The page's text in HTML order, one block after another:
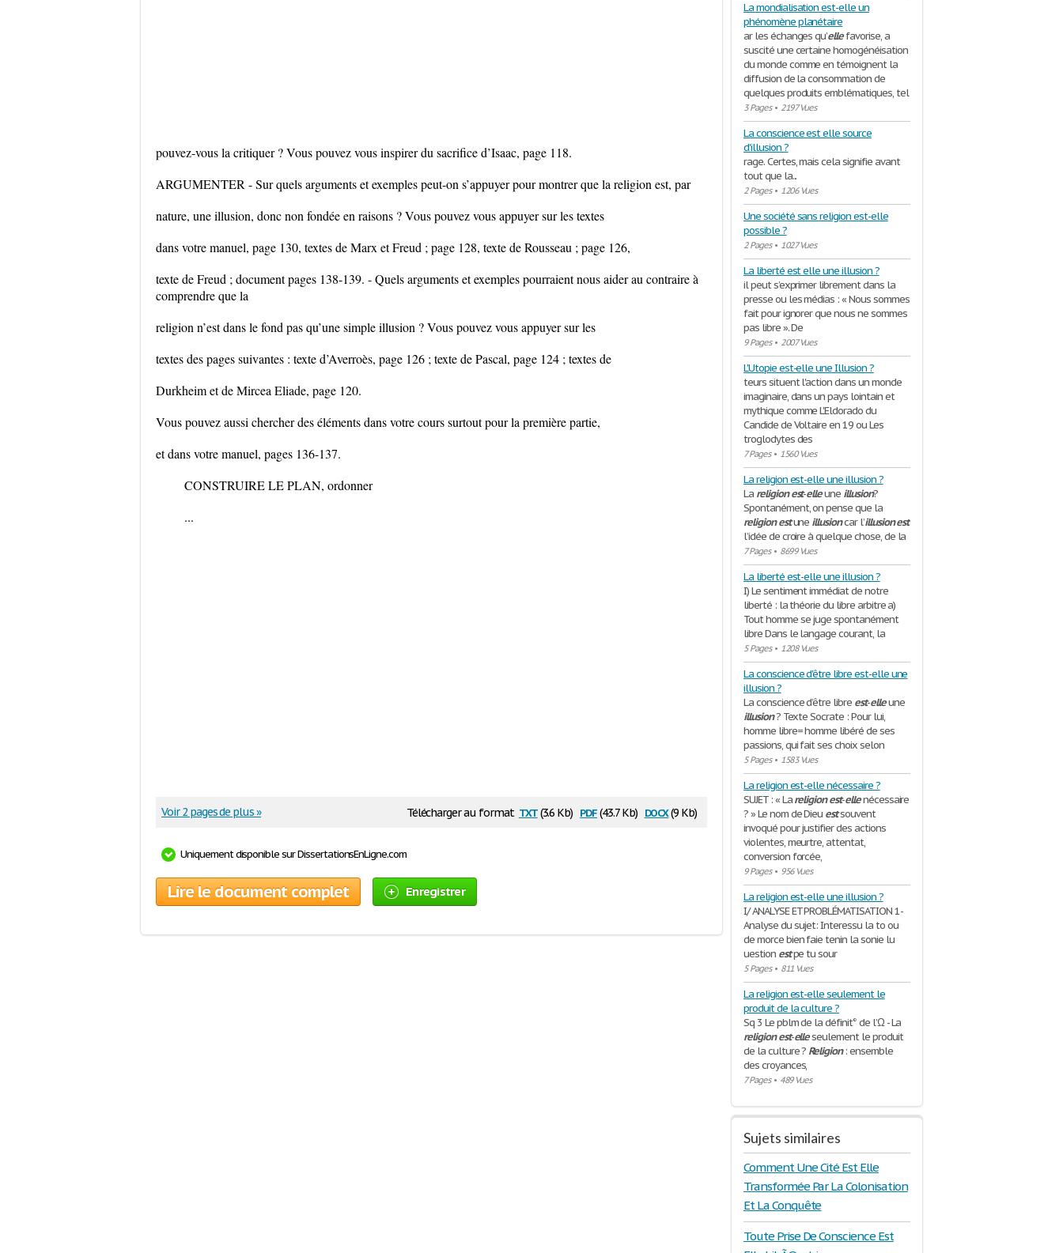
pouvez-vous la critiquer ? Vous pouvez vous inspirer du sacrifice d’Isaac, page 118.
ARGUMENTER - Sur quels arguments et exemples peut-on s’appuyer pour montrer que la religion est, par
nature, une illusion, donc non fondée en raisons ? Vous pouvez vous appuyer sur les textes
dans votre manuel, page 130, textes de Marx et Freud ; page 128, texte de Rousseau ; page 126,
texte de Freud ; document pages 138-139. - Quels arguments et exemples pourraient nous aider au contraire à
comprendre que la
religion n’est dans le fond pas qu’une simple illusion ? Vous pouvez vous appuyer sur les
textes des pages suivantes : texte d’Averroès, page 126 ; texte de Pascal, page 124 ; textes de
Durkheim et de Mircea Eliade, page 120.
Vous pouvez aussi chercher des éléments dans votre cours surtout pour la première partie,
et dans votre manuel, pages 136-137.
CONSTRUIRE LE PLAN, ordonner
...
Télécharger au format txt(3.6 Kb) pdf(43.7 Kb) docx(9 Kb)
Voir 2 pages de plus »
Uniquement disponible sur DissertationsEnLigne.com
Lire le document complet Enregistrer
La mondialisation est-elle un
phénomène planétaire
ar les échanges qu’ellefavorise, a
suscité une certaine homogénéisation
du monde comme en témoignent la
diffusion de la consommation de
quelques produits emblématiques, tel
3 Pages• 2197 Vues
La conscience est elle source
d'illusion ?
rage. Certes, mais cela signifie avant
tout que la...
2 Pages• 1206 Vues
Une société sans religion est-elle
possible ?
2 Pages• 1027 Vues
La liberté est elle une illusion ?
il peut s’exprimer librement dans la
presse ou les médias : « Nous sommes
fait pour ignorer que nous ne sommes
pas libre ». De
9 Pages• 2007 Vues
L'Utopie est-elle une Illusion ?
teurs situent l'action dans un monde
imaginaire, dans un pays lointain et
mythique comme L'Eldorado du
Candide de Voltaire en 19 ou Les
troglodytes des
7 Pages• 1560 Vues
La religion est-elle une illusion ?
La religion est-elleune illusion?
Spontanément, on pense que la
religion estune illusioncar l’illusion est
l’idée de croire à quelque chose, de la
7 Pages• 8699 Vues
La liberté est-elle une illusion ?
I) Le sentiment immédiat de notre
liberté : la théorie du libre arbitre a)
Tout homme se juge spontanément
libre Dans le langage courant, la
5 Pages• 1208 Vues
La conscience d'être libre est-elle une
illusion ?
La conscience d’être libre est-elleune
illusion? Texte Socrate : Pour lui,
homme libre= homme libéré de ses
passions, qui fait ses choix selon
5 Pages• 1583 Vues
La religion est-elle nécessaire ?
SUJET : « Lareligion est-ellenécessaire
? » Le nom de Dieuestsouvent
invoqué pour justifier des actions
violentes, meurtre, attentat,
conversion forcée,
9 Pages• 956 Vues
La religion est-elle une illusion ?
I/ ANALYSE ET PROBLÉMATISATION 1-
Analyse du sujet: Interessu la to ou
de morce bien faie tenin la sonie lu
uestion estpe tu sour
5 Pages• 811 Vues
La religion est-elle seulement le
produit de la culture ?
Sq 3 Le pblm de la définit° de l’Ω - La
religion est-elleseulement le produit
de la culture ? Religion: ensemble
des croyances,
7 Pages• 489 Vues
Sujets similaires
Comment Une Cité Est Elle
Transformée Par La Colonisation
Et La Conquête
Toute Prise De Conscience Est